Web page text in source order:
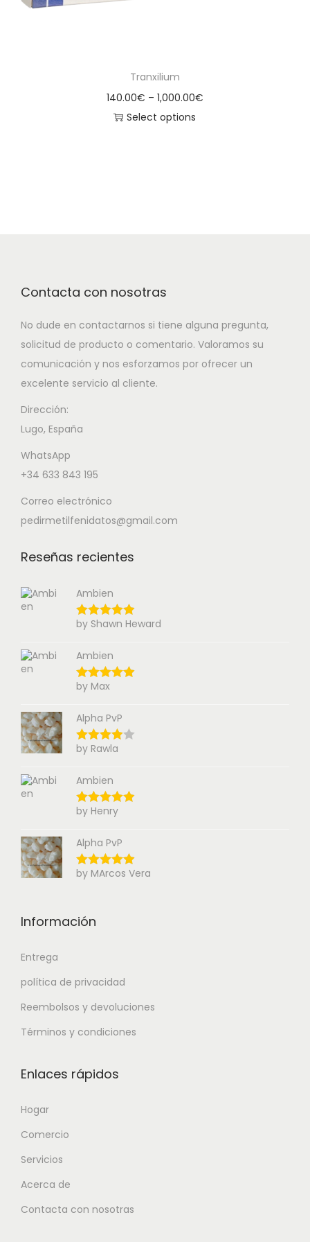
Tranxilium
140.00€ – 1,000.00€
Select options
Contacta con nosotras
No dude en contactarnos si tiene alguna pregunta,
solicitud de producto o comentario. Valoramos su
comunicación y nos esforzamos por ofrecer un
excelente servicio al cliente.
Dirección:
Lugo, España
WhatsApp
+34 633 843 195
Correo electrónico
pedirmetilfenidatos@gmail.com
Reseñas recientes
Ambien
by Shawn Heward
Ambien
by Max
Alpha PvP
by Rawla
Ambien
by Henry
Alpha PvP
by MArcos Vera
Información
Entrega
política de privacidad
Reembolsos y devoluciones
Términos y condiciones
Enlaces rápidos
Hogar
Comercio
Servicios
Acerca de
Contacta con nosotras